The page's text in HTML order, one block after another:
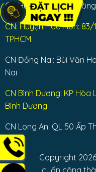
CN Huyện Củ Chi:
CN: Huyện Hóc Môn:
TPHCM
CN Đồng Nai: Bùi Văn
Nai
CN Bình Dương: KP Hòa
Bình Dương
CN Long An: QL 50 Ấp
Copyright
cuốn công